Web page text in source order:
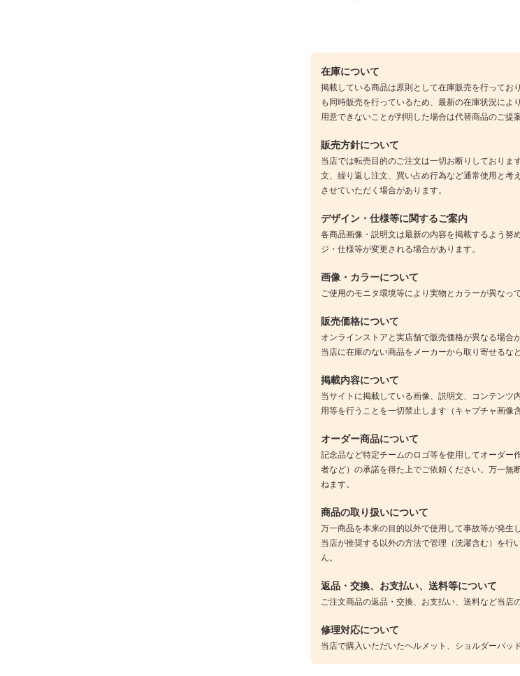
在庫について
掲載している商品は原則として在庫販売を行ってお
も同時販売を行っているため、最新の在庫状況に
用意できないことが判明した場合は代替商品のご提
販売方針について
当店では転売目的のご注文は一切お断りしておりま
文、繰り返し注文、買い占め行為など通常使用と考
させていただく場合があります。
デザイン・仕様等に関するご案内
各商品画像・説明文は最新の内容を掲載するよう努
ジ・仕様等が変更される場合があります。
画像・カラーについて
ご使用のモニタ環境等により実物とカラーが異なっ
販売価格について
オンラインストアと実店舗で販売価格が異なる場合
当店に在庫のない商品をメーカーから取り寄せるな
掲載内容について
当サイトに掲載している画像、説明文、コンテンツ
用等を行うことを一切禁止します（キャプチャ画像含
オーダー商品について
記念品など特定チームのロゴ等を使用してオーダー
者など）の承諾を得た上でご依頼ください。万一無
ねます。
商品の取り扱いについて
万一商品を本来の目的以外で使用して事故等が発生
当店が推奨する以外の方法で管理（洗濯含む）を
ん。
返品・交換、お支払い、送料等について
ご注文商品の返品・交換、お支払い、送料など当店
修理対応について
当店で購入いただいたヘルメット、ショルダーパッ